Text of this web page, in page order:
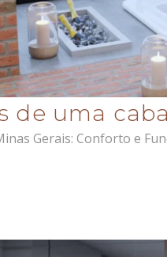
de uma
Gerais: Conforto e